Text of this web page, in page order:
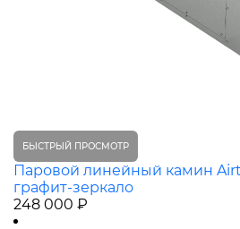
БЫСТРЫЙ ПРОСМОТР
Паровой линейный камин
графит-зеркало
248 000 ₽